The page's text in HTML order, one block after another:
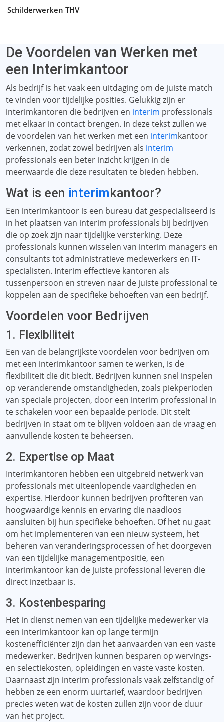
Schilderwerken THV
De Voordelen van Werken met
een Interimkantoor
Als bedrijf is het vaak een uitdaging om de juiste match
te vinden voor tijdelijke posities. Gelukkig zijn er
interimkantoren die bedrijven en interim professionals
met elkaar in contact brengen. In deze tekst zullen we
de voordelen van het werken met een interimkantoor
verkennen, zodat zowel bedrijven als interim
professionals een beter inzicht krijgen in de
meerwaarde die deze resultaten te bieden hebben.
Wat is een interim kantoor?
Een interimkantoor is een bureau dat gespecialiseerd is
in het plaatsen van interim professionals bij bedrijven
die op zoek zijn naar tijdelijke versterking. Deze
professionals kunnen wisselen van interim managers en
consultants tot administratieve medewerkers en IT-
specialisten. Interim effectieve kantoren als
tussenpersoon en streven naar de juiste professional te
koppelen aan de specifieke behoeften van een bedrijf.
Voordelen voor Bedrijven
1. Flexibiliteit
Een van de belangrijkste voordelen voor bedrijven om
met een interimkantoor samen te werken, is de
flexibiliteit die dit biedt. Bedrijven kunnen snel inspelen
op veranderende omstandigheden, zoals piekperioden
van speciale projecten, door een interim professional in
te schakelen voor een bepaalde periode. Dit stelt
bedrijven in staat om te blijven voldoen aan de vraag en
aanvullende kosten te beheersen.
2. Expertise op Maat
Interimkantoren hebben een uitgebreid netwerk van
professionals met uiteenlopende vaardigheden en
expertise. Hierdoor kunnen bedrijven profiteren van
hoogwaardige kennis en ervaring die naadloos
aansluiten bij hun specifieke behoeften. Of het nu gaat
om het implementeren van een nieuw systeem, het
beheren van veranderingsprocessen of het doorgeven
van een tijdelijke managementpositie, een
interimkantoor kan de juiste professional leveren die
direct inzetbaar is.
3. Kostenbesparing
Het in dienst nemen van een tijdelijke medewerker via
een interimkantoor kan op lange termijn
kostenefficiënter zijn dan het aanvaarden van een vaste
medewerker. Bedrijven kunnen besparen op wervings-
en selectiekosten, opleidingen en vaste vaste kosten.
Daarnaast zijn interim professionals vaak zelfstandig of
hebben ze een enorm uurtarief, waardoor bedrijven
precies weten wat de kosten zullen zijn voor de duur
van het project.